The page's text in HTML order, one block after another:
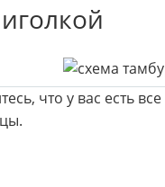
что у вас есть